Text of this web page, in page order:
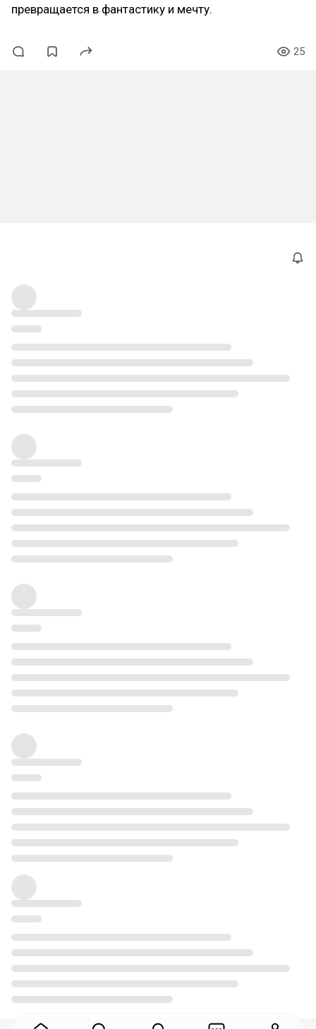
превращается в фантастику и мечту.
25